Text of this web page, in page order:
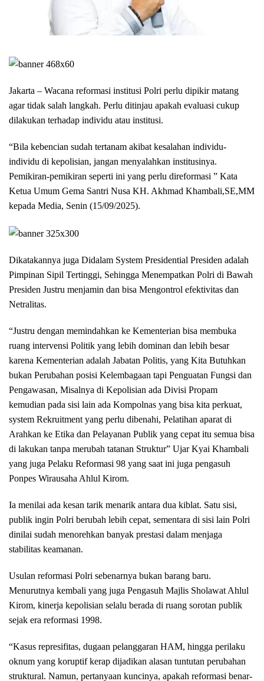
Jakarta – Wacana reformasi institusi Polri perlu dipikir matang
agar tidak salah langkah. Perlu ditinjau apakah evaluasi cukup
dilakukan terhadap individu atau institusi.
“Bila kebencian sudah tertanam akibat kesalahan individu-
individu di kepolisian, jangan menyalahkan institusinya.
Pemikiran-pemikiran seperti ini yang perlu direformasi ” Kata
Ketua Umum Gema Santri Nusa KH. Akhmad Khambali,SE,MM
kepada Media, Senin (15/09/2025).
Dikatakannya juga Didalam System Presidential Presiden adalah
Pimpinan Sipil Tertinggi, Sehingga Menempatkan Polri di Bawah
Presiden Justru menjamin dan bisa Mengontrol efektivitas dan
Netralitas.
“Justru dengan memindahkan ke Kementerian bisa membuka
ruang intervensi Politik yang lebih dominan dan lebih besar
karena Kementerian adalah Jabatan Politis, yang Kita Butuhkan
bukan Perubahan posisi Kelembagaan tapi Penguatan Fungsi dan
Pengawasan, Misalnya di Kepolisian ada Divisi Propam
kemudian pada sisi lain ada Kompolnas yang bisa kita perkuat,
system Rekruitment yang perlu dibenahi, Pelatihan aparat di
Arahkan ke Etika dan Pelayanan Publik yang cepat itu semua bisa
di lakukan tanpa merubah tatanan Struktur” Ujar Kyai Khambali
yang juga Pelaku Reformasi 98 yang saat ini juga pengasuh
Ponpes Wirausaha Ahlul Kirom.
Ia menilai ada kesan tarik menarik antara dua kiblat. Satu sisi,
publik ingin Polri berubah lebih cepat, sementara di sisi lain Polri
dinilai sudah menorehkan banyak prestasi dalam menjaga
stabilitas keamanan.
Usulan reformasi Polri sebenarnya bukan barang baru.
Menurutnya kembali yang juga Pengasuh Majlis Sholawat Ahlul
Kirom, kinerja kepolisian selalu berada di ruang sorotan publik
sejak era reformasi 1998.
“Kasus represifitas, dugaan pelanggaran HAM, hingga perilaku
oknum yang koruptif kerap dijadikan alasan tuntutan perubahan
struktural. Namun, pertanyaan kuncinya, apakah reformasi benar-